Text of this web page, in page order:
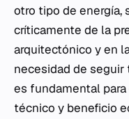
otro tipo de energía,
críticamente de la
arquitectónico y en
necesidad de seguir
es fundamental
técnico y beneficio